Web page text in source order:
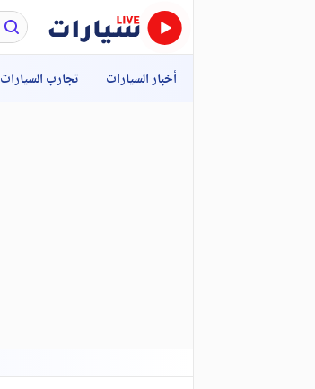
أخبار السيارات تجارب السيارات